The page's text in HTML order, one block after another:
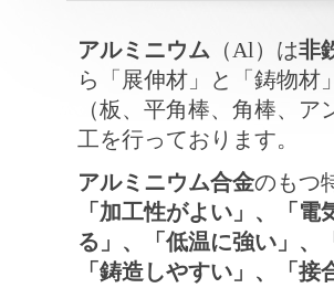
アルミニウム （Al）は非
ら「展伸材」と「鋳物材
（板、平角棒、角棒、
工を行っております。
アルミニウム合金のもつ
「加工性がよい」、「
る」、「低温に強い」、
「鋳造しやすい」、「